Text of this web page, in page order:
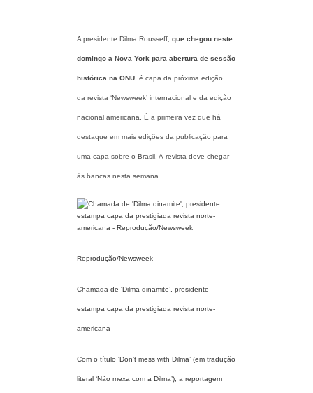
A presidente Dilma Rousseff, que chegou neste
domingo a Nova York para abertura de sessão
histórica na ONU , é capa da próxima edição
da revista ‘Newsweek’ internacional e da edição
nacional americana. É a primeira vez que há
destaque em mais edições da publicação para
uma capa sobre o Brasil. A revista deve chegar
às bancas nesta semana.
Reprodução/Newsweek
Chamada de ‘Dilma dinamite’, presidente
estampa capa da prestigiada revista norte-
americana
Com o título ‘Don’t mess with Dilma’ (em tradução
literal ‘Não mexa com a Dilma’), a reportagem